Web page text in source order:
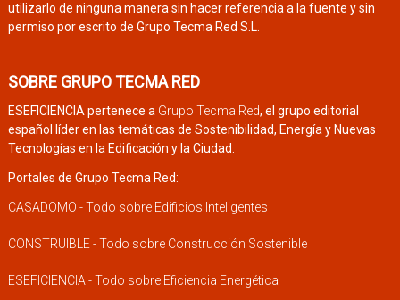
utilizarlo de ninguna manera sin hacer referencia a la fuente y sin
permiso por escrito de Grupo Tecma Red S.L.
SOBRE GRUPO TECMA RED
ESEFICIENCIA pertenece a Grupo Tecma Red, el grupo editorial
español líder en las temáticas de Sostenibilidad, Energía y Nuevas
Tecnologías en la Edificación y la Ciudad.
Portales de Grupo Tecma Red:
CASADOMO - Todo sobre Edificios Inteligentes
CONSTRUIBLE - Todo sobre Construcción Sostenible
ESEFICIENCIA - Todo sobre Eficiencia Energética